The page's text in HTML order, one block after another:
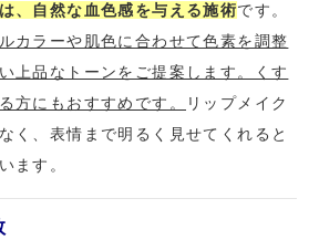
、自然な血色感を与える施術です。
カラーや肌色に合わせて色素を調整
上品なトーンをご提案します。くす
方にもおすすめです。
リップメイク
く、表情まで明るく見せてくれると
ます。